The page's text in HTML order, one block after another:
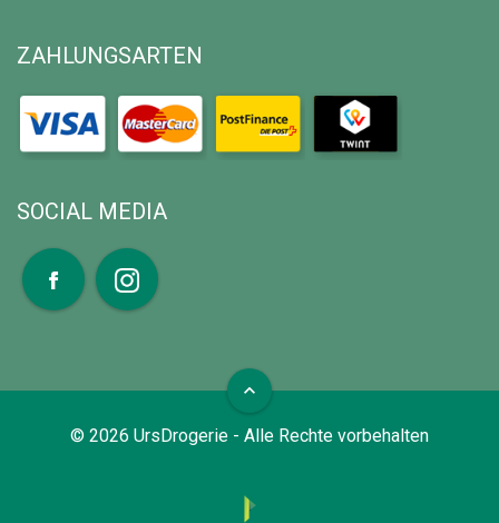
ZAHLUNGSARTEN
SOCIAL MEDIA
© 2026 UrsDrogerie - Alle Rechte vorbehalten
expand_less